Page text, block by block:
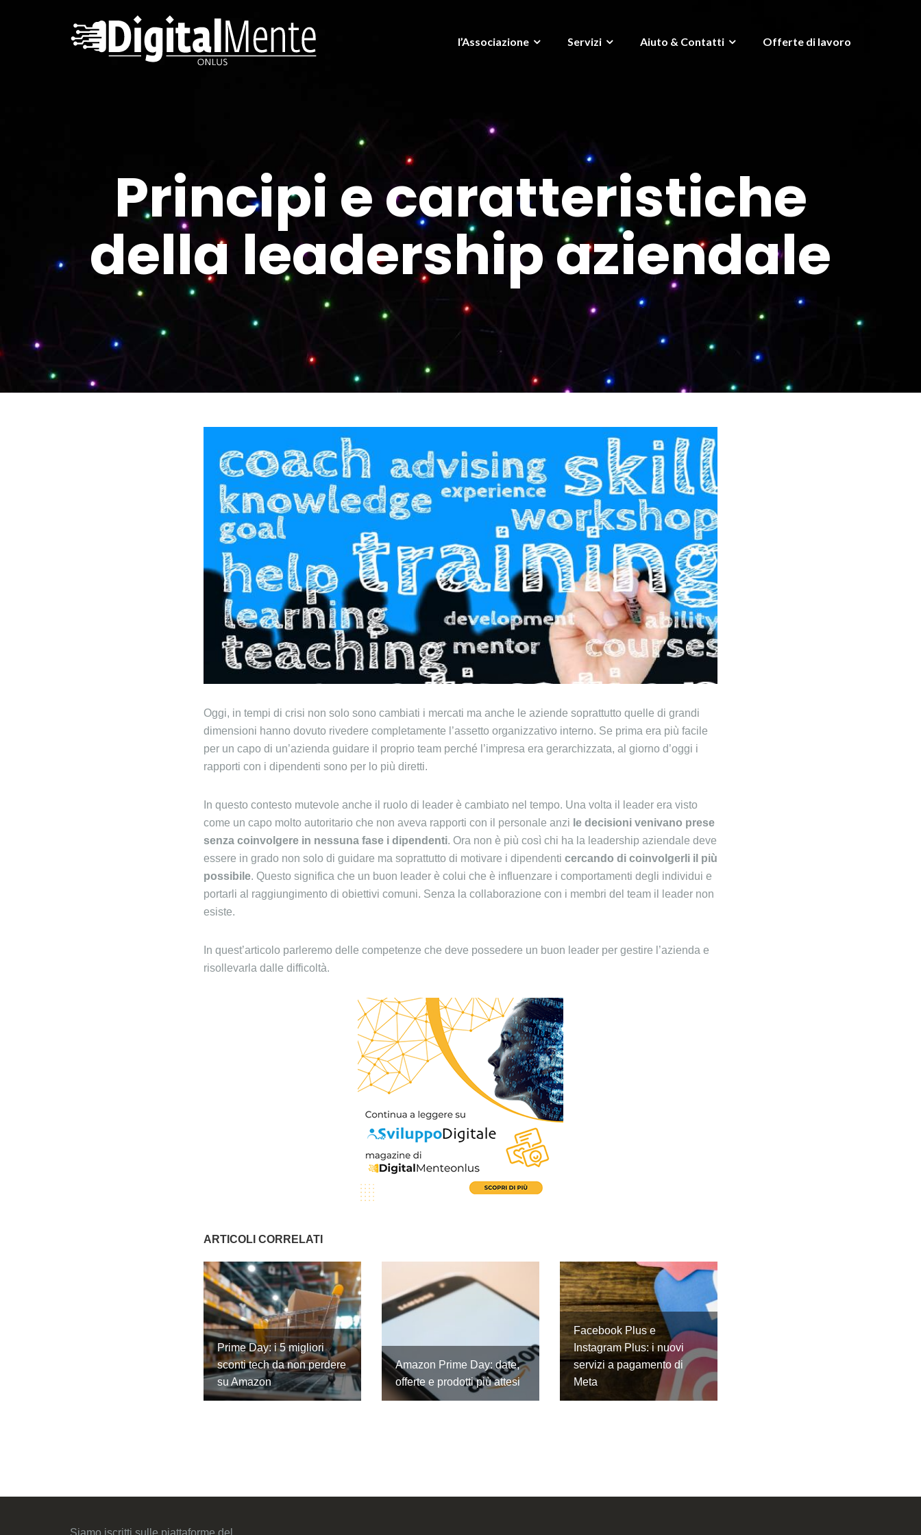
l’Associazione Servizi Aiuto & Contatti Offerte di lavoro
Principi e caratteristiche
della leadership aziendale
Oggi, in tempi di crisi non solo sono cambiati i mercati ma anche le aziende soprattutto quelle di grandi
dimensioni hanno dovuto rivedere completamente l’assetto organizzativo interno. Se prima era più facile
per un capo di un’azienda guidare il proprio team perché l’impresa era gerarchizzata, al giorno d’oggi i
rapporti con i dipendenti sono per lo più diretti.
In questo contesto mutevole anche il ruolo di leader è cambiato nel tempo. Una volta il leader era visto
come un capo molto autoritario che non aveva rapporti con il personale anzi le decisioni venivano prese
senza coinvolgere in nessuna fase i dipendenti. Ora non è più così chi ha la leadership aziendale deve
essere in grado non solo di guidare ma soprattutto di motivare i dipendenti cercando di coinvolgerli il più
possibile. Questo significa che un buon leader è colui che è influenzare i comportamenti degli individui e
portarli al raggiungimento di obiettivi comuni. Senza la collaborazione con i membri del team il leader non
esiste.
In quest’articolo parleremo delle competenze che deve possedere un buon leader per gestire l’azienda e
risollevarla dalle difficoltà.
ARTICOLI CORRELATI
Prime Day: i 5 migliori
sconti tech da non perdere
su Amazon
Amazon Prime Day: date,
offerte e prodotti più attesi
Facebook Plus e
Instagram Plus: i nuovi
servizi a pagamento di
Meta
Siamo iscritti sulle piattaforme del